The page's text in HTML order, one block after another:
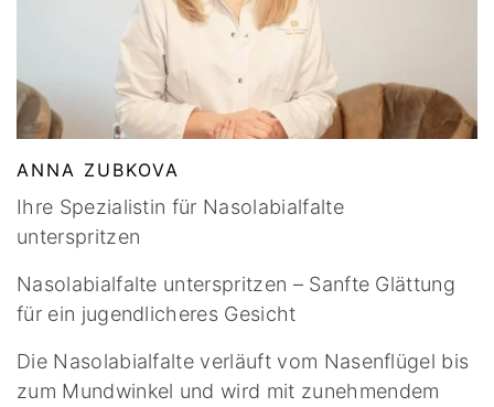
ANNA ZUBKOVA
Ihre Spezialistin für Nasolabialfalte
unterspritzen
Nasolabialfalte unterspritzen – Sanfte Glättung
für ein jugendlicheres Gesicht
Die Nasolabialfalte verläuft vom Nasenflügel bis
zum Mundwinkel und wird mit zunehmendem